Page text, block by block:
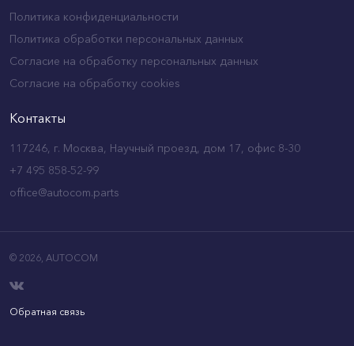
Политика конфиденциальности
Политика обработки персональных данных
Согласие на обработку персональных данных
Согласие на обработку cookies
Контакты
117246, г. Москва, Научный проезд, дом 17, офис 8-30
+7 495 858-52-99
office@autocom.parts
© 2026, AUTOCOM
Обратная связь